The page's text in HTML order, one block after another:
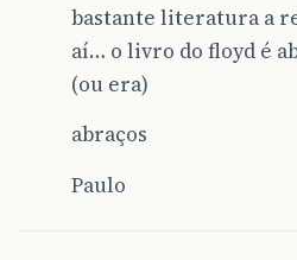
bastante literatura a
aí… o livro do floyd é
(ou era)
abraços
Paulo